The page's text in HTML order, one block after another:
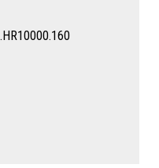
.HR10000.160